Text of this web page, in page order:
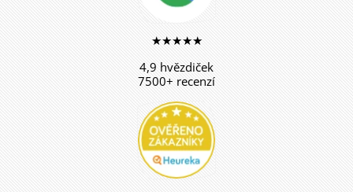
★★★★★
4,9 hvězdiček
7500+ recenzí